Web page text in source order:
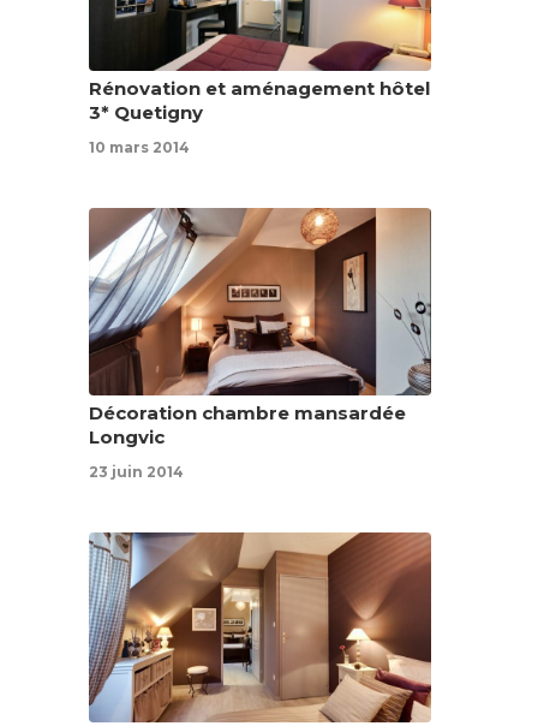
Rénovation et aménagement hôtel
3* Quetigny
10 mars 2014
Décoration chambre mansardée
Longvic
23 juin 2014